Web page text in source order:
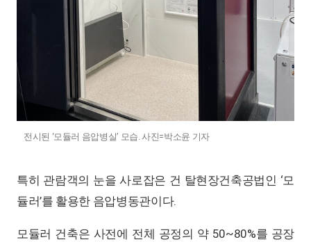
전시된 ‘모듈러 음압병실’ 모습. 사진=박소윤 기자
특히 관람객의 눈을 사로잡은 건 탈현장건축공법인 ‘모
듈러’를 활용한 음압병동관이다.
모듈러 건축은 사전에 전체 공정의 약 50~80%를 공장